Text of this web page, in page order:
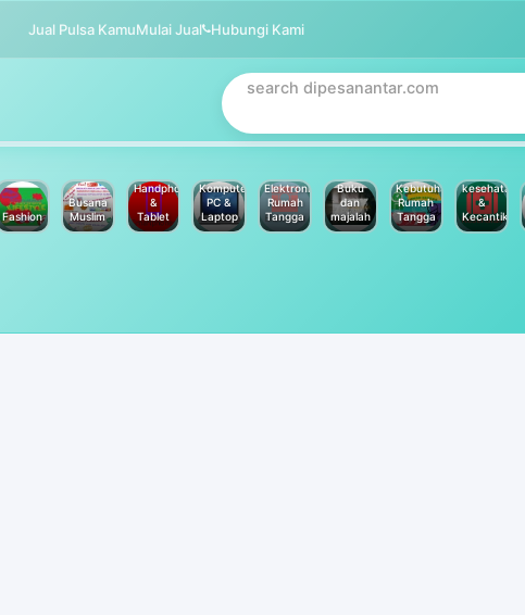
Jual Pulsa KamuMulai Jual Hubungi Kami
Fashion
Busana
Muslim
Handphone
&
Tablet
Komputer
PC &
Laptop
Elektronik
Rumah
Tangga
Buku
dan
majalah
Kebutuhan
Rumah
Tangga
kesehatan
&
Kecantikan